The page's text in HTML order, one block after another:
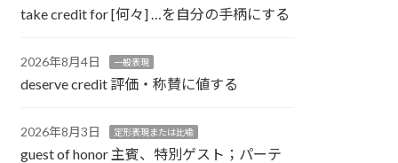
take credit for [何々] …を自分の手柄にする
2026年8月4日 一般表現
deserve credit 評価・称賛に値する
2026年8月3日 定形表現または比喩
guest of honor 主賓、特別ゲスト；パーテ